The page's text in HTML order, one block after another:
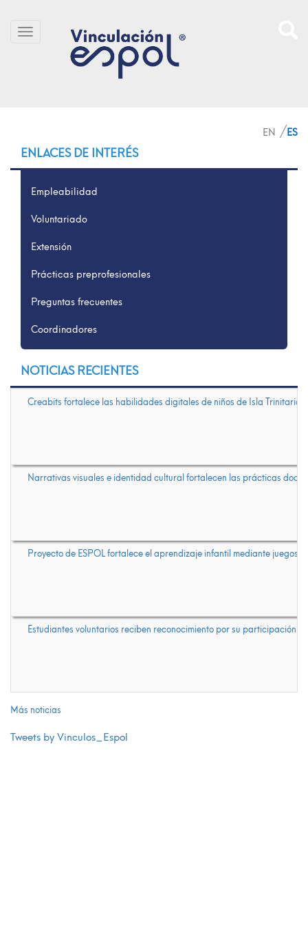
SITIO
ENLACES DE INTERÉS
Empleabilidad
Voluntariado
Extensión
Prácticas preprofesionales
Preguntas frecuentes
Coordinadores
NOTICIAS RECIENTES
Creabits fortalece las habilidades digitales de niños de Isla Trinitaria
Narrativas visuales e identidad cultural fortalecen las prácticas
Proyecto de ESPOL fortalece el aprendizaje infantil mediante juegos
Estudiantes voluntarios reciben reconocimiento por su participación
Más noticias
Tweets by Vinculos_Espol